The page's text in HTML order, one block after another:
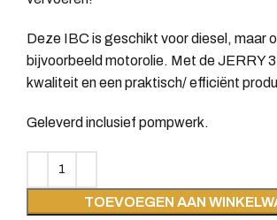
Deze IBC is geschikt voor diesel, maar
bijvoorbeeld motorolie. Met de JERRY
kwaliteit en een praktisch/ efficiënt
Geleverd inclusief pompwerk.
TOEVOEGEN AAN